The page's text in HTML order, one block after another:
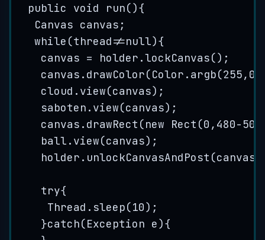
public void run(){
Canvas canvas ;
while (thread!=null){
canvas = holder .lockCanvas() ;
canvas . drawColor(Color . argb(255, 0
cloud . view(canvas) ;
saboten . view(canvas) ;
canvas . drawRect (new Rect (0 , 480-50
ball . view(canvas) ;
holder . unlockCanvasAndPost (canvas
try{
Thread . sleep(10) ;
}catch(Exception e){